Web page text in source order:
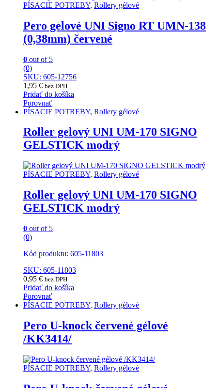
PÍSACIE POTREBY, Rollery gélové
Pero gelové UNI Signo RT UMN-138
(0,38mm) červené
0 out of 5
(0)
SKU: 605-12756
1,95 € bez DPH
Pridať do košíka
Porovnať
PÍSACIE POTREBY, Rollery gélové
Roller gelový UNI UM-170 SIGNO
GELSTICK modrý
PÍSACIE POTREBY, Rollery gélové
Roller gelový UNI UM-170 SIGNO
GELSTICK modrý
0 out of 5
(0)
Kód produktu: 605-11803
SKU: 605-11803
0,95 € bez DPH
Pridať do košíka
Porovnať
PÍSACIE POTREBY, Rollery gélové
Pero U-knock červené gélové
/KK3414/
PÍSACIE POTREBY, Rollery gélové